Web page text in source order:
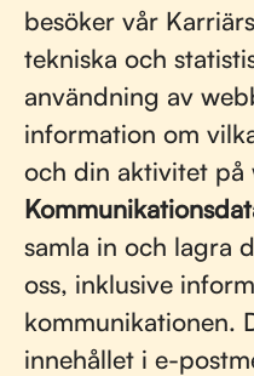
besöker vår
tekniska och
användning av
information om
och din aktivitet på
samla in och lagra
oss, inklusive
kommunikationen.
innehållet i e-